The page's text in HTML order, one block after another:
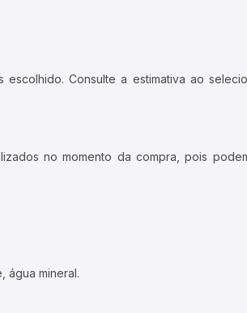
Consulte a estimativa ao
no momento da compra, pois
água mineral.